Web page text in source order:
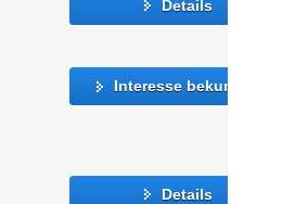
Details
Interesse bekunden
Details